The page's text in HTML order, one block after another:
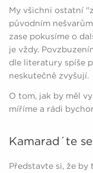
My všichni ostatní
původním
zase pokusíme o
je vždy.
dle literatury spíše
neskutečně zvyšují.
O tom, jak by měl
míříme a rádi
Kamarad´te
Představte si, že by